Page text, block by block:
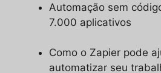
Automação sem
7.000 aplicativos
Como o Zapier pode
automatizar seu